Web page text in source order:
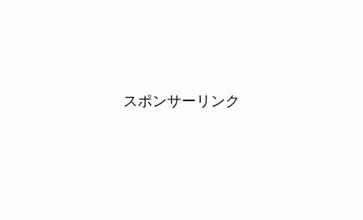
スポンサーリンク